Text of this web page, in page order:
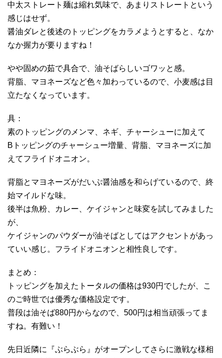
中太ストレート麺は縮れ気味で、あまりストレートという
感じはせず。
醤油ダレと後述のトッピングをカラメようとすると、なか
なか握力が要りますね！
やや固めの茹で具合で、油そばらしいゴワッと感。
背脂、マヨネーズなど色々加わっているので、小麦感は目
立たなくなっています。
具：
素のトッピングのメンマ、ネギ、チャーシューに加えて
Bトッピングのチャーシュー増量、背脂、マヨネーズに加
えてフライドオニオン。
背脂とマヨネーズがだいぶ醤油感を和らげているので、終
始マイルドな味。
後半は魚粉、カレー、ケイジャンと味変を試してみました
が、
ケイジャンのパウダーが油そばとしてはアクセントがあっ
ていい感じ。フライドオニオンと相性良しです。
まとめ：
トッピングを加えたトータルの価格は930円でしたが、こ
のご時世では優秀な価格設定です。
普段は油そば880円からなので、500円は相当頑張ってま
すね。有難い！
先日近隣に『ぶらぶら』がオープンしてさらに激戦な様相